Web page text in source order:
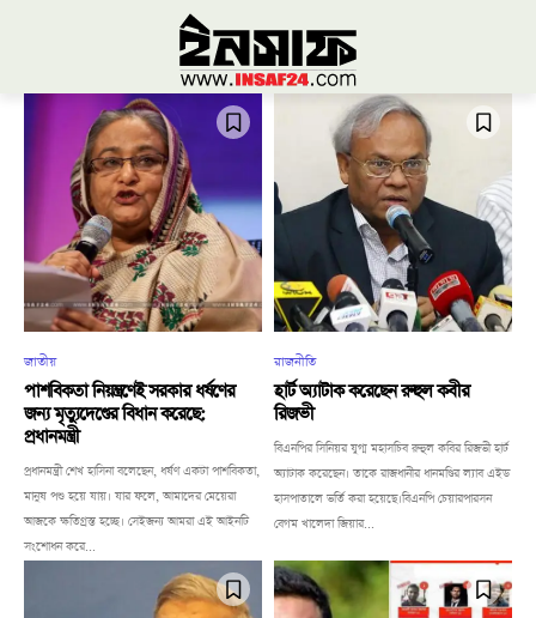
জাতীয়
পাশবিকতা নিয়ন্ত্রণেই সরকার ধর্ষণের
জন্য মৃত্যুদেণ্ডের বিধান করেছে:
প্রধানমন্ত্রী
প্রধানমন্ত্রী শেখ হাসিনা বলেছেন, ধর্ষণ একটা পাশবিকতা,
মানুষ পশু হয়ে যায়। যার ফলে, আমাদের মেয়েরা
আজকে ক্ষতিগ্রস্ত হচ্ছে। সেইজন্য আমরা এই আইনটি
সংশোধন করে...
রাজনীতি
হার্ট অ্যাটাক করেছেন রুহুল কবীর
রিজভী
বিএনপির সিনিয়র যুগ্ম মহাসচিব রুহুল কবির রিজভী হার্ট
অ্যাটাক করেছেন। তাকে রাজধানীর ধানমণ্ডির ল্যাব এইড
হাসপাতালে ভর্তি করা হয়েছে।বিএনপি চেয়ারপারসন
বেগম খালেদা জিয়ার...